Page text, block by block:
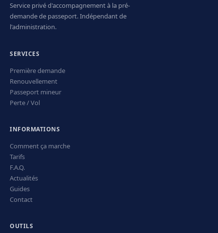
Service privé d'accompagnement à la pré-
demande de passeport. Indépendant de
l'administration.
SERVICES
Première demande
Renouvellement
Passeport mineur
Perte / Vol
INFORMATIONS
Comment ça marche
Tarifs
F.A.Q.
Actualités
Guides
Contact
OUTILS